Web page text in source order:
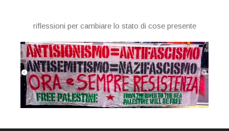
contenutoriflessioni per cambiare lo stato di cose presente